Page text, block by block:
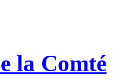
la Comté